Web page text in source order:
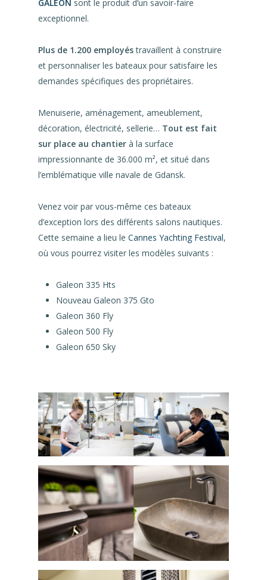
GALEON sont le produit d’un savoir-faire
exceptionnel.
Plus de 1.200 employéstravaillent à construire
et personnaliser les bateaux pour satisfaire les
demandes spécifiques des propriétaires.
Menuiserie, aménagement, ameublement,
décoration, électricité, sellerie… Tout est fait
sur place au chantier à la surface
impressionnante de 36.000 m², et situé dans
l’emblématique ville navale de Gdansk.
Venez voir par vous-même ces bateaux
d’exception lors des différents salons nautiques.
Cette semaine a lieu le Cannes Yachting Festival,
où vous pourrez visiter les modèles suivants :
Galeon 335 Hts
Nouveau Galeon 375 Gto
Galeon 360 Fly
Galeon 500 Fly
Galeon 650 Sky